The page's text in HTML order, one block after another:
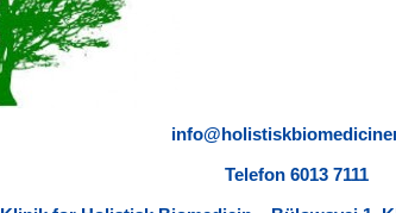
Telefon 6013 7111